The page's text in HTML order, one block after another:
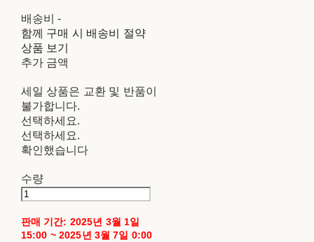
배송비-
함께 구매 시 배송비 절약
상품 보기
추가 금액
세일 상품은 교환 및 반품이
불가합니다.
선택하세요.
선택하세요.
확인했습니다
수량
판매 기간: 2025년 3월 1일
15:00 ~ 2025년 3월 7일 0:00